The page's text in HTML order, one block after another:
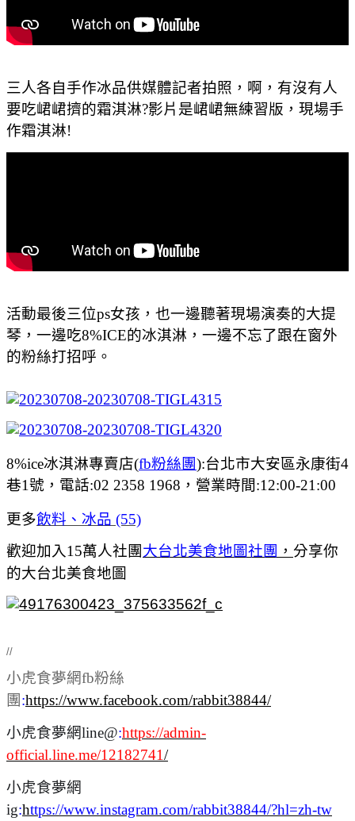
三人各自手作冰品供媒體記者拍照，啊，有沒有人
要吃峮峮擠的霜淇淋?影片是峮峮無練習版，現場手
作霜淇淋!
活動最後三位ps女孩，也一邊聽著現場演奏的大提
琴，一邊吃8%ICE的冰淇淋，一邊不忘了跟在窗外
的粉絲打招呼。
8%ice冰淇淋專賣店(fb粉絲團):台北市大安區永康街4
巷1號，電話:02 2358 1968，營業時間:12:00-21:00
更多飲料、冰品 (55)
歡迎加入15萬人社團 大台北美食地圖社團 ， 分享你
的大台北美食地圖
//
小虎食夢網fb粉絲
團 :https://www.facebook.com/rabbit38844/
小虎食夢網line@:https://admin-
official.line.me/12182741/
小虎食夢網
ig:https://www.instagram.com/rabbit38844/?hl=zh-tw